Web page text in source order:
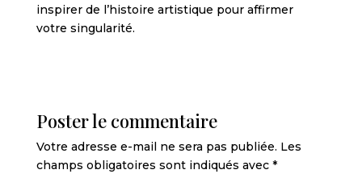
inspirer de l’histoire artistique pour affirmer
votre singularité.
Poster le commentaire
Votre adresse e-mail ne sera pas publiée. Les
champs obligatoires sont indiqués avec *